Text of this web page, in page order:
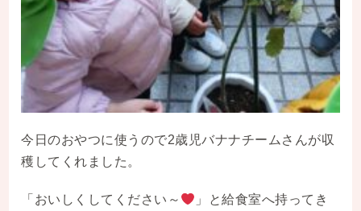
今日のおやつに使うので2歳児バナナチームさんが収
穫してくれました。
「おいしくしてください～
」と給食室へ持ってき